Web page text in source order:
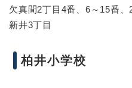
欠真間2丁目4番、6～15番、
新井3丁目
柏井小学校